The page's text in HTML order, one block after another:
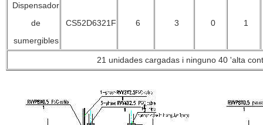
Dispensador
de
sumergibles
CS52D6321F 6 3 0 1
21 unidades cargadas i ninguno 40 'alta